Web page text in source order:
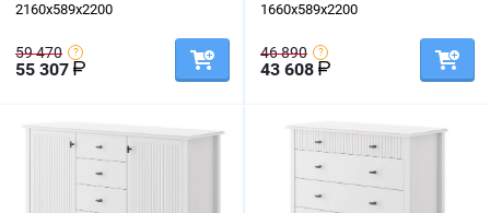
2160х589х2200
59 470
55 307
1660х589х2200
46 890
43 608